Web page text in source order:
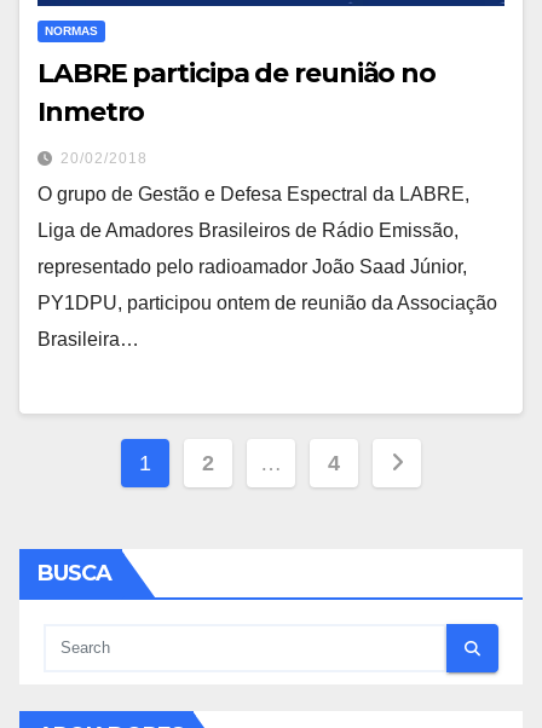
NORMAS
LABRE participa de reunião no
Inmetro
20/02/2018
O grupo de Gestão e Defesa Espectral da LABRE,
Liga de Amadores Brasileiros de Rádio Emissão,
representado pelo radioamador João Saad Júnior,
PY1DPU, participou ontem de reunião da Associação
Brasileira…
Paginação
posts
1 2 … 4
BUSCA